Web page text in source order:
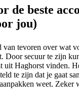
de beste
jou)
tevoren over wat
Door secuur te zijn
uit Haghorst vinden.
te zijn dat je gaat
weet. Zeker